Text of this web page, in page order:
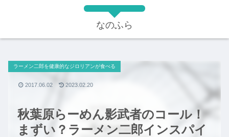
なのふら
秋葉原らーめん影武者のコール！
まずい？ラーメン二郎インスパイ
ラーメン二郎を健康的なジロリアンが食べる
2017.06.02 2023.02.20